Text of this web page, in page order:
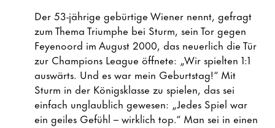
Der 53-jährige gebürtige Wiener nennt, gefragt
zum Thema Triumphe bei Sturm, sein Tor gegen
Feyenoord im August 2000, das neuerlich die Tür
zur Champions League öffnete: „Wir spielten 1:1
auswärts. Und es war mein Geburtstag!“ Mit
Sturm in der Königsklasse zu spielen, das sei
einfach unglaublich gewesen: „Jedes Spiel war
ein geiles Gefühl – wirklich top.“ Man sei in einen